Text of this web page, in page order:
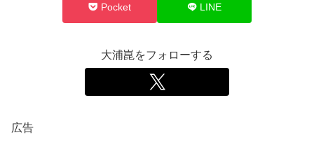
Pocket LINE
大浦崑をフォローする
広告